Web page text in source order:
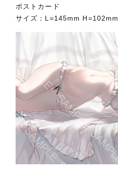
ポストカード
サイズ：L=145mm H=102mm